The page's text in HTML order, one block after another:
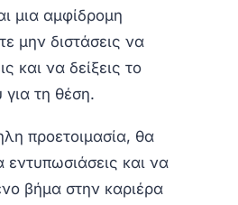
μια αμφίδρομη
μην διστάσεις να
και να δείξεις το
τη θέση.
προετοιμασία, θα
εντυπωσιάσεις και να
βήμα στην καριέρα